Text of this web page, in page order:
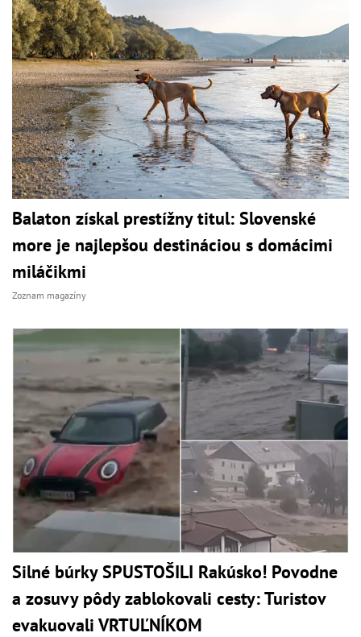
Balaton získal prestížny titul: Slovenské
more je najlepšou destináciou s domácimi
miláčikmi
Zoznam magazíny
Silné búrky SPUSTOŠILI Rakúsko! Povodne
a zosuvy pôdy zablokovali cesty: Turistov
evakuovali VRTUĽNÍKOM